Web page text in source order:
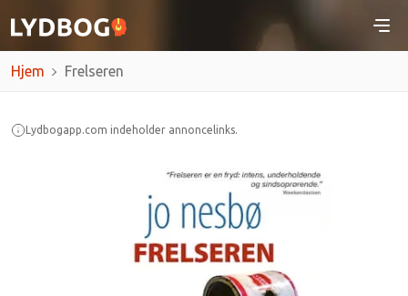
Hjem Frelseren
Lydbogapp.com indeholder annoncelinks.